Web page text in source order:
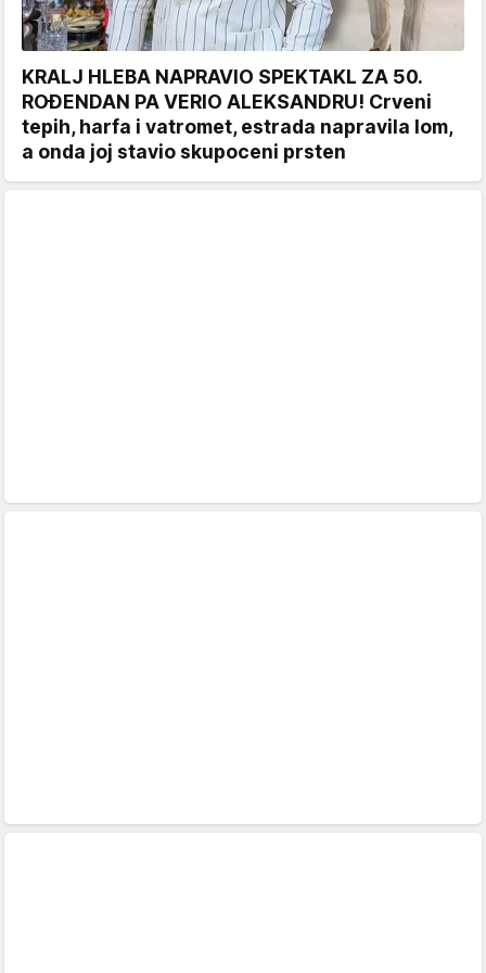
KRALJ HLEBA NAPRAVIO SPEKTAKL ZA 50.
ROĐENDAN PA VERIO ALEKSANDRU! Crveni
tepih, harfa i vatromet, estrada napravila lom,
a onda joj stavio skupoceni prsten